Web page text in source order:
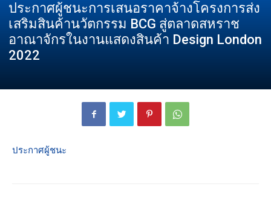
ประกาศผู้ชนะการเสนอราคาจ้างโครงการส่ง
เสริมสินค้านวัตกรรม BCG สู่ตลาดสหราช
อาณาจักรในงานแสดงสินค้า Design London
2022
ประกาศผู้ชนะ